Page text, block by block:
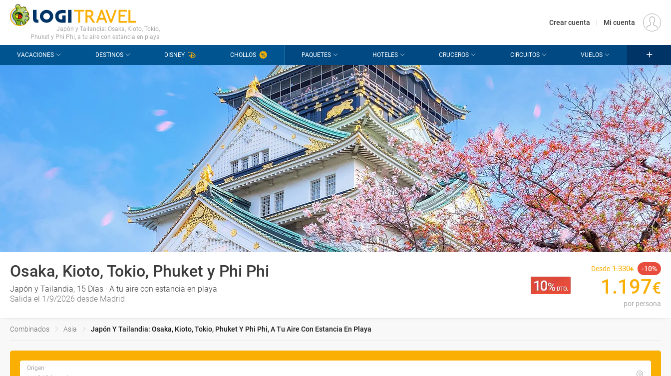
CONTACTO PREGUNTAS FRECUENTES
Japón y Tailandia: Osaka, Kioto, Tokio,
Phuket y Phi Phi, a tu aire con estancia en playa
Crear cuenta | Mi cuenta
VACACIONES DESTINOS DISNEY CHOLLOS PAQUETES HOTELES CRUCEROS CIRCUITOS VUELOS
Osaka, Kioto, Tokio, Phuket y Phi Phi
Japón y Tailandia, 15 Días · A tu aire con estancia en playa
Salida el 1/9/2026 desde Madrid
Desde 1.330€ 10
1 .197€
por persona
Combinados Asia Japón Y Tailandia: Osaka, Kioto, Tokio, Phuket Y Phi Phi, A Tu Aire Con Estancia En Playa
Origen